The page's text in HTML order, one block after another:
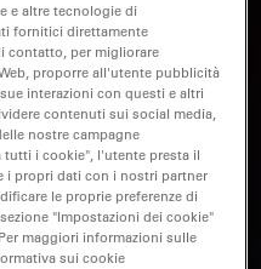
e altre tecnologie di
fornitici direttamente
contatto, per migliorare
proporre all'utente pubblicità
interazioni con questi e altri
contenuti sui social media,
nostre campagne
tutti i cookie", l'utente presta il
i propri dati con i nostri partner
le proprie preferenze di
"Impostazioni dei cookie"
maggiori informazioni sulle
sui cookie